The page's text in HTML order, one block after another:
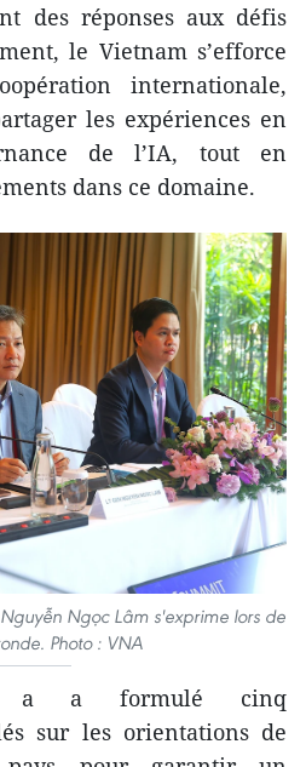
des réponses aux défis
le Vietnam s’efforce
internationale,
les expériences en
de l’IA, tout en
dans ce domaine.
Ngọc Lâm s'exprime lors de
Photo : VNA
a a formulé cinq
sur les orientations de